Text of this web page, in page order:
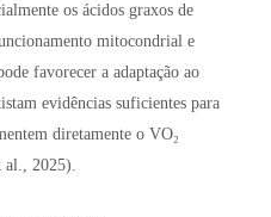
os ácidos graxos de
mitocondrial e
favorecer a adaptação ao
evidências suficientes para
diretamente o VO₂
al., 2025).